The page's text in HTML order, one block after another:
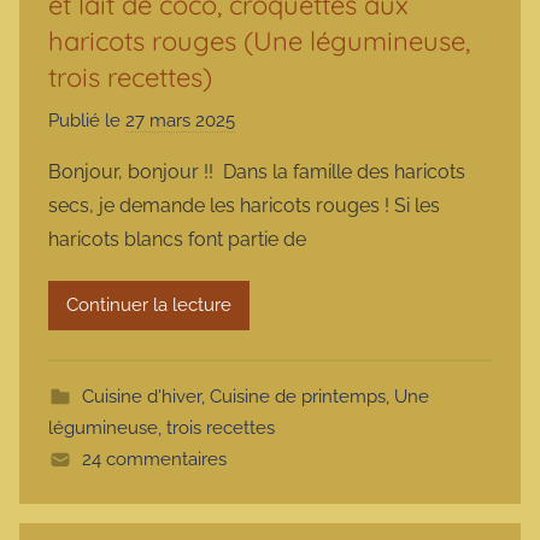
haricots rouges (Une légumineuse,
trois recettes)
Publié le 27 mars 2025
r
m
a
r
t
e
Bonjour, bonjour !! Dans la famille des haricots
secs, je demande les haricots rouges ! Si les
haricots blancs font partie de
Continuer la lecture
Cuisine d'hiver, Cuisine de printemps, Une
légumineuse, trois recettes
24 commentaires